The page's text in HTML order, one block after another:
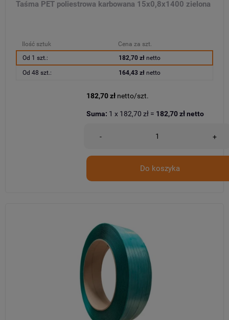
Taśma PET poliestrowa karbowana 15x0,8x1400 zielona
Ilość sztuk
Cena za szt.
Od 1 szt.:
182,70 złnetto
Od 48 szt.: 164,43 złnetto
182,70 zł netto/szt.
- +
Do koszyka
Suma: 1 x 182,70 zł = 182,70 złnetto